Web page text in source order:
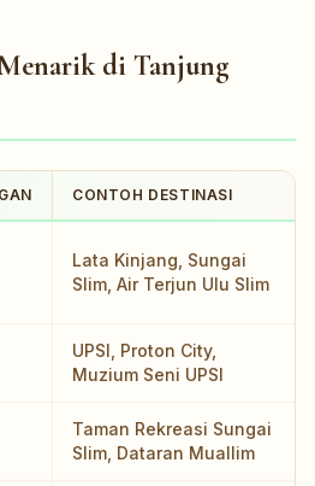
di Tanjung
CONTOH DESTINASI
Lata Kinjang, Sungai
Slim, Air Terjun Ulu Slim
UPSI, Proton City,
Muzium Seni UPSI
Taman Rekreasi Sungai
Slim, Dataran Muallim